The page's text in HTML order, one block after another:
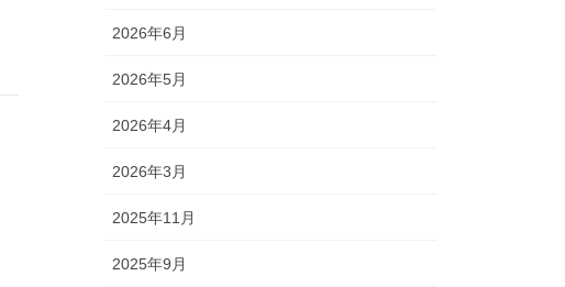
2026年6月
2026年5月
2026年4月
2026年3月
2025年11月
2025年9月